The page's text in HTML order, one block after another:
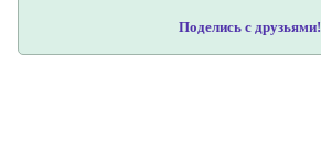
Поделись с друзьями!